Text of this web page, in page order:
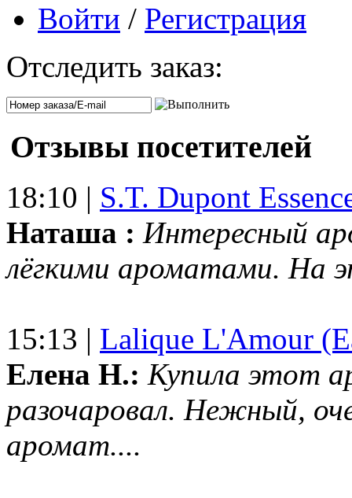
Войти / Регистрация
Отследить заказ:
Отзывы посетителей
18:10 | S.T. Dupont
Наташа : Интересный
лёгкими ароматами. На
15:13 | Lalique L'Amour
Елена Н.: Купила этот
разочаровал. Нежный,
аромат....